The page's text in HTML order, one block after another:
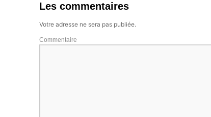
Les commentaires
Votre adresse ne sera pas publiée.
Commentaire